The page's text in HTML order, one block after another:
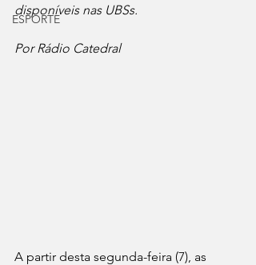
ESPORTE
disponíveis nas UBSs.
Por Rádio Catedral
A partir desta segunda-feira (7), as